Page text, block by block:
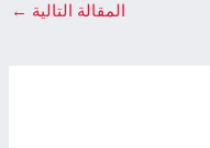
المقالة التالية ←